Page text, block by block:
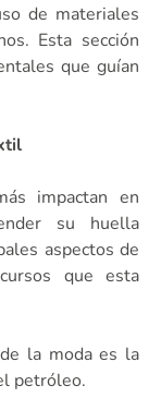
de materiales
Esta sección
que guían
impactan en
su huella
aspectos de
que esta
la moda es la
petróleo.